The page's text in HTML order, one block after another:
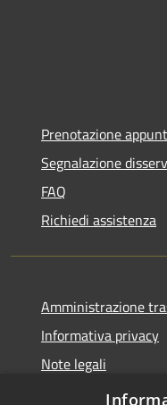
Prenotazione
Segnalazione
FAQ
Richiedi assistenza
Amministrazione
Informativa privacy
Note legali
Dichiarazione di